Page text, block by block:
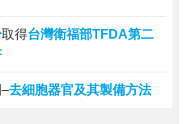
取得台灣衛福部TFDA第二
去細胞器官及其製備方法